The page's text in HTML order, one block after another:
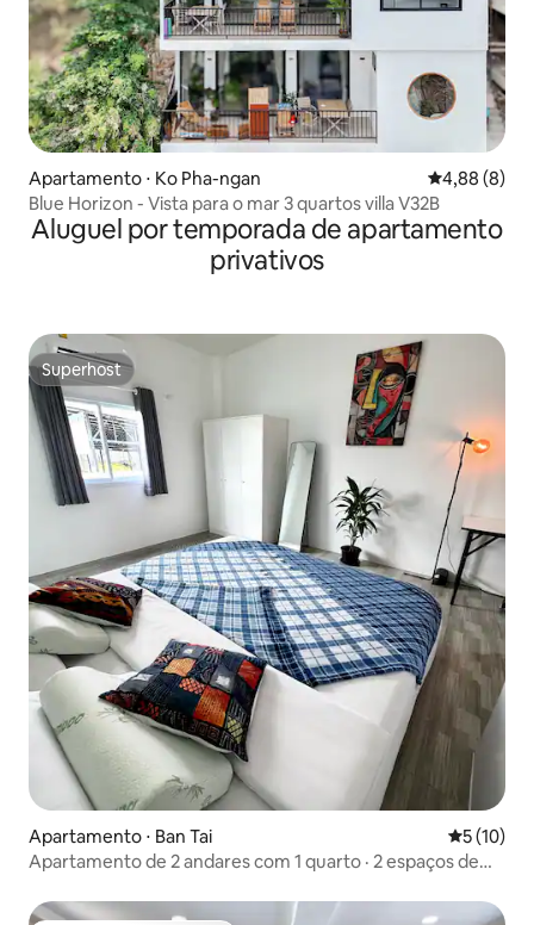
Apartamento ⋅ Ko Pha-ngan 4,88 de uma
4,88 (8)
Blue Horizon - Vista para o mar 3 quartos villa V32B
Aluguel por temporada de apartamento
privativos
Superhost
Superhost
Apartamento ⋅ Ban Tai 5 de uma
5 (10)
Apartamento de 2 andares com 1 quarto · 2 espaços de